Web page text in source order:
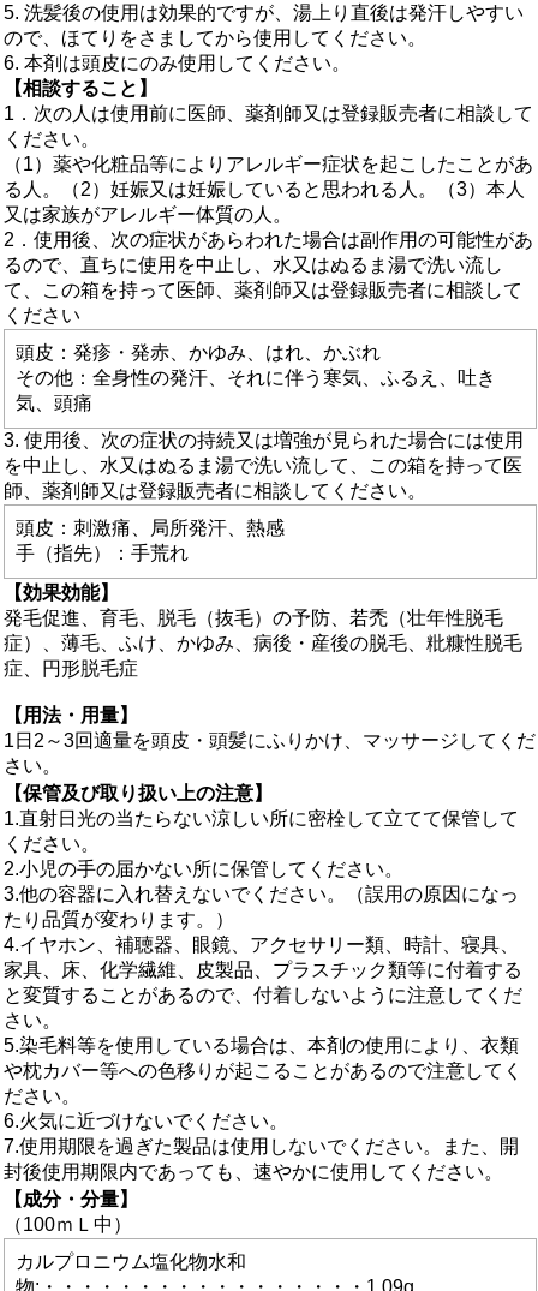
5. 洗髪後の使用は効果的ですが、湯上り直後は発汗しやすい
ので、ほてりをさましてから使用してください。
6. 本剤は頭皮にのみ使用してください。
【相談すること】
1．次の人は使用前に医師、薬剤師又は登録販売者に相談して
ください。
（1）薬や化粧品等によりアレルギー症状を起こしたことがあ
る人。（2）妊娠又は妊娠していると思われる人。（3）本人
又は家族がアレルギー体質の人。
2．使用後、次の症状があらわれた場合は副作用の可能性があ
るので、直ちに使用を中止し、水又はぬるま湯で洗い流し
て、この箱を持って医師、薬剤師又は登録販売者に相談して
ください
頭皮：発疹・発赤、かゆみ、はれ、かぶれ
その他：全身性の発汗、それに伴う寒気、ふるえ、吐き
気、頭痛
3. 使用後、次の症状の持続又は増強が見られた場合には使用
を中止し、水又はぬるま湯で洗い流して、この箱を持って医
師、薬剤師又は登録販売者に相談してください。
頭皮：刺激痛、局所発汗、熱感
手（指先）：手荒れ
【効果効能】
発毛促進、育毛、脱毛（抜毛）の予防、若禿（壮年性脱毛
症）、薄毛、ふけ、かゆみ、病後・産後の脱毛、粃糠性脱毛
症、円形脱毛症
【用法・用量】
1日2～3回適量を頭皮・頭髪にふりかけ、マッサージしてくだ
さい。
【保管及び取り扱い上の注意】
1.直射日光の当たらない涼しい所に密栓して立てて保管して
ください。
2.小児の手の届かない所に保管してください。
3.他の容器に入れ替えないでください。（誤用の原因になっ
たり品質が変わります。）
4.イヤホン、補聴器、眼鏡、アクセサリー類、時計、寝具、
家具、床、化学繊維、皮製品、プラスチック類等に付着する
と変質することがあるので、付着しないように注意してくだ
さい。
5.染毛料等を使用している場合は、本剤の使用により、衣類
や枕カバー等への色移りが起こることがあるので注意してく
ださい。
6.火気に近づけないでください。
7.使用期限を過ぎた製品は使用しないでください。また、開
封後使用期限内であっても、速やかに使用してください。
【成分・分量】
（100ｍＬ中）
カルプロニウム塩化物水和
物:・・・・・・・・・・・・・・・・・1.09g